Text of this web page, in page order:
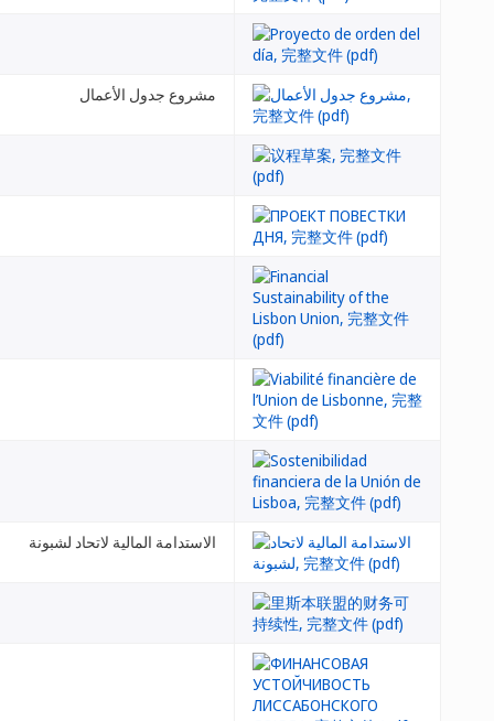
مشروع جدول الأعمال
الاستدامة المالية لاتحاد لشبونة